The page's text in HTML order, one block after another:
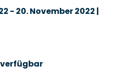
- 20. November 2022 |
verfügbar